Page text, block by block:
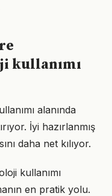
kullanımı
alanında
İyi hazırlanmış
daha net kılıyor.
kullanımı
en pratik yolu.